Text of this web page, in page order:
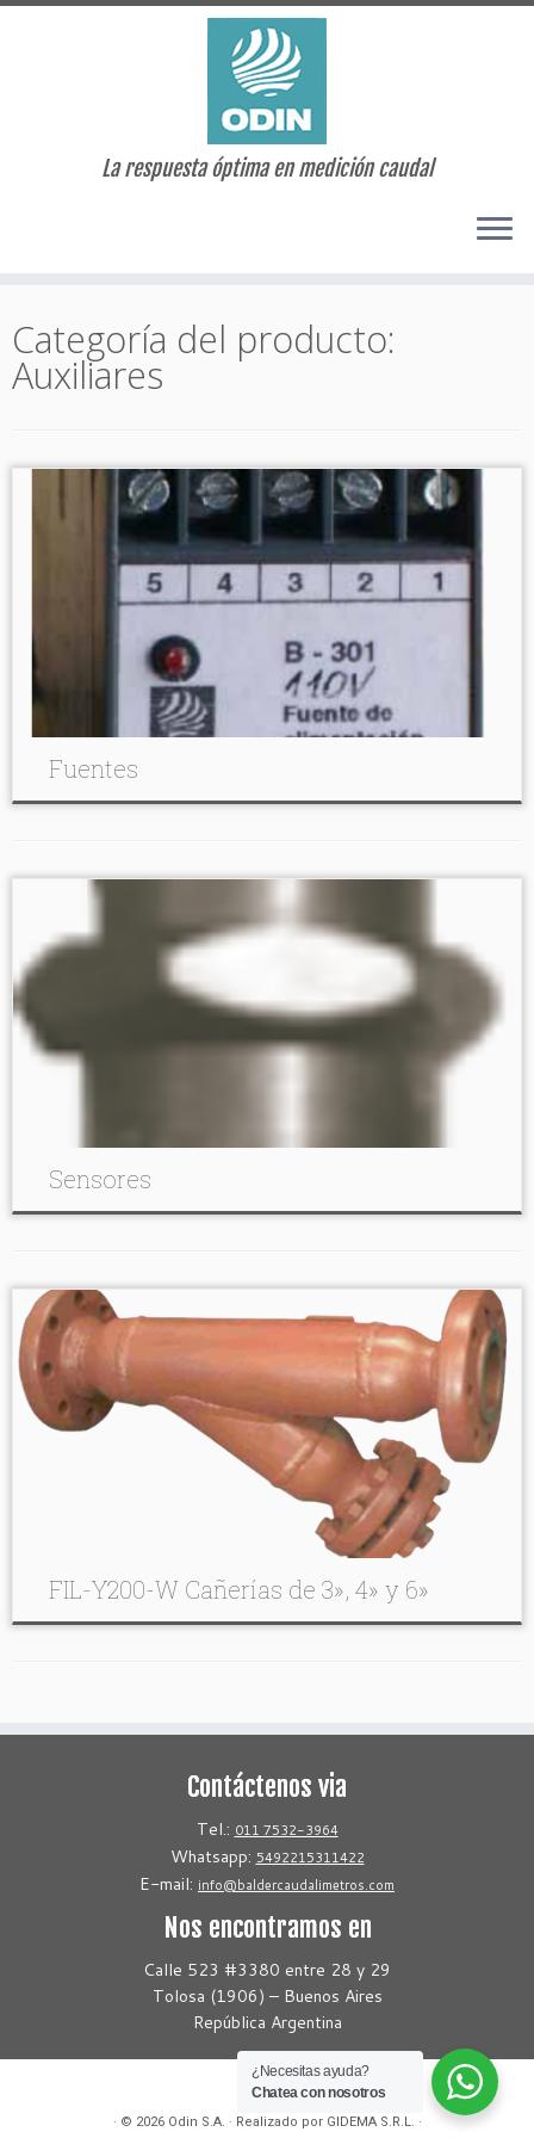
contenido
La respuesta óptima en medición caudal
Categoría del producto:
Auxiliares
Fuentes
Sensores
FIL-Y200-W Cañerías de 3», 4» y 6»
Contáctenos via
Tel.: 011 7532-3964
Whatsapp: 5492215311422
E-mail: info@baldercaudalimetros.com
Nos encontramos en
Calle 523 #3380 entre 28 y 29
Tolosa (1906) – Buenos Aires
República Argentina
· © 2026 Odin S.A. · Realizado por GIDEMA S.R.L. ·
¿Necesitas ayuda?
Chatea con nosotros